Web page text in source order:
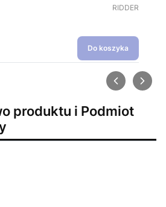
PRODUCENT
RIDDER
Do koszyka
produktu i Podmiot